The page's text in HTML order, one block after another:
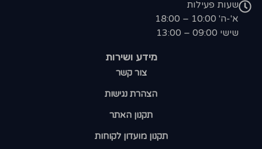
מידע ושירות
צור קשר
הצהרת נגישות
תקנון האתר
תקנון מועדון לקוחות
שעות פעילות
א'-ה' 10:00 – 18:00
שישי 09:00 – 13:00